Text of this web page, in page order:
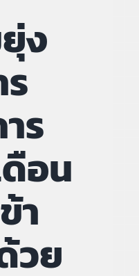
ง
ร
อน
า
วย